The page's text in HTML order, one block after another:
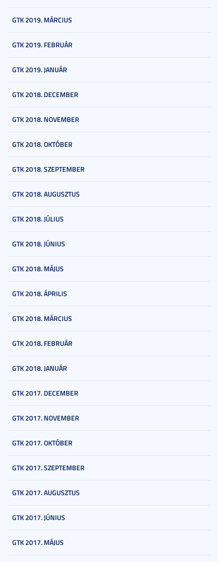
GTK 2019. MÁRCIUS
GTK 2019. FEBRUÁR
GTK 2019. JANUÁR
GTK 2018. DECEMBER
GTK 2018. NOVEMBER
GTK 2018. OKTÓBER
GTK 2018. SZEPTEMBER
GTK 2018. AUGUSZTUS
GTK 2018. JÚLIUS
GTK 2018. JÚNIUS
GTK 2018. MÁJUS
GTK 2018. ÁPRILIS
GTK 2018. MÁRCIUS
GTK 2018. FEBRUÁR
GTK 2018. JANUÁR
GTK 2017. DECEMBER
GTK 2017. NOVEMBER
GTK 2017. OKTÓBER
GTK 2017. SZEPTEMBER
GTK 2017. AUGUSZTUS
GTK 2017. JÚNIUS
GTK 2017. MÁJUS